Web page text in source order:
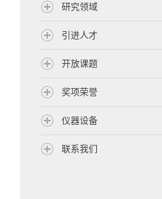
研究领域
引进人才
开放课题
奖项荣誉
仪器设备
联系我们